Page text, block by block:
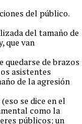
del público.
del tamaño de
que van
quedarse de brazos
asistentes
de la agresión
se dice en el
como la
públicos; un